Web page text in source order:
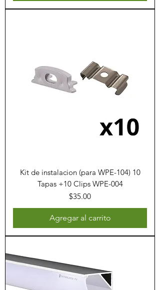
Kit de instalacion (para WPE-104) 10
Tapas +10 Clips WPE-004
Precio
$35.00
Agregar al carrito